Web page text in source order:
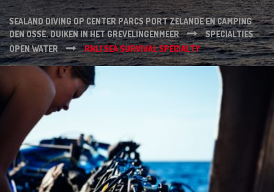
SEALAND DIVING OP CENTER PARCS PORT ZELANDE EN CAMPING
DEN OSSE. DUIKEN IN HET GREVELINGENMEER
SPECIALTIES
OPEN WATER
RNLI SEA SURVIVAL SPECIALTY